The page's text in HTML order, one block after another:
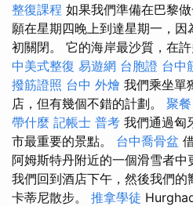
整復課程 如果我們準備在巴黎
願在星期四晚上到達星期一，
初關閉。 它的海岸最沙質，在
中美式整復 易遊網 台胞證 台中
撥筋證照 台中 外燴 我們乘坐單
店，但有幾個不錯的計劃。 聚
帶什麼 記帳士 普考 我們通過匈
市最重要的景點。 台中喬骨盆
阿姆斯特丹附近的一個滑雪者中
我們回到酒店下午，然後我們
卡蒂尼散步。 推拿學徒